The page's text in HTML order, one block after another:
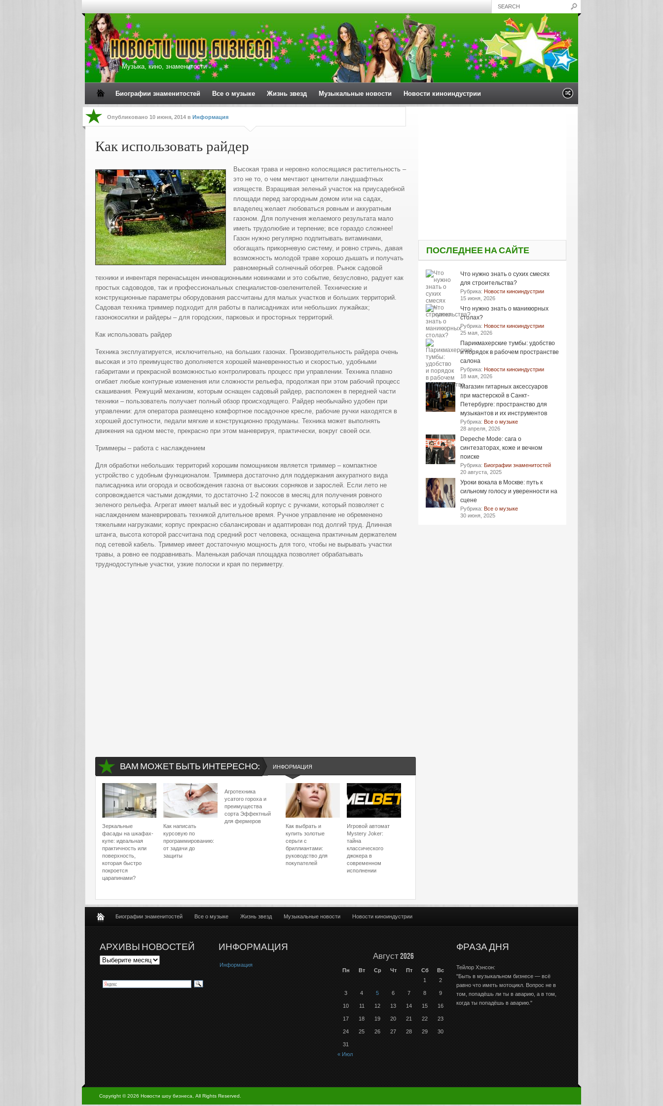
Музыка, кино, знаменитости
Биографии знаменитостей Все о музыке Жизнь звезд Музыкальные новости Новости киноиндустрии
Опубликовано 10 июня, 2014 в Информация
Как использовать райдер
Высокая трава и неровно колосящаяся растительность –
это не то, о чем мечтают ценители ландшафтных
изяществ. Взращивая зеленый участок на приусадебной
площади перед загородным домом или на садах,
владелец желает любоваться ровным и аккуратным
газоном. Для получения желаемого результата мало
иметь трудолюбие и терпение; все гораздо сложнее!
Газон нужно регулярно подпитывать витаминами,
обогащать прикорневую систему, и ровно стричь, давая
возможность молодой траве хорошо дышать и получать
равномерный солнечный обогрев. Рынок садовой
техники и инвентаря перенасыщен инновационными новинками и это событие, безусловно, радует как
простых садоводов, так и профессиональных специалистов-озеленителей. Технические и
конструкционные параметры оборудования рассчитаны для малых участков и больших территорий.
Садовая техника триммер подходит для работы в палисадниках или небольших лужайках;
газонокосилки и райдеры – для городских, парковых и просторных территорий.
Как использовать райдер
Техника эксплуатируется, исключительно, на больших газонах. Производительность райдера очень
высокая и это преимущество дополняется хорошей маневренностью и скоростью, удобными
габаритами и прекрасной возможностью контролировать процесс при управлении. Техника плавно
огибает любые контурные изменения или сложности рельефа, продолжая при этом рабочий процесс
скашивания. Режущий механизм, которым оснащен садовый райдер, расположен в передней части
техники – пользователь получает полный обзор происходящего. Райдер необычайно удобен при
управлении: для оператора размещено комфортное посадочное кресле, рабочие ручки находятся в
хорошей доступности, педали мягкие и конструкционно продуманы. Техника может выполнять
движения на одном месте, прекрасно при этом маневрируя, практически, вокруг своей оси.
Триммеры – работа с наслаждением
Для обработки небольших территорий хорошим помощником является триммер – компактное
устройство с удобным функционалом. Триммера достаточно для поддержания аккуратного вида
палисадника или огорода и освобождения газона от высоких сорняков и зарослей. Если лето не
сопровождается частыми дождями, то достаточно 1-2 покосов в месяц для получения ровного
зеленого рельефа. Агрегат имеет малый вес и удобный корпус с ручками, который позволяет с
наслаждением маневрировать техникой длительное время. Ручное управление не обременено
тяжелыми нагрузками; корпус прекрасно сбалансирован и адаптирован под долгий труд. Длинная
штанга, высота которой рассчитана под средний рост человека, оснащена практичным держателем
под сетевой кабель. Триммер имеет достаточную мощность для того, чтобы не вырывать участки
травы, а ровно ее подравнивать. Маленькая рабочая площадка позволяет обрабатывать
труднодоступные участки, узкие полоски и края по периметру.
ВАМ МОЖЕТ БЫТЬ ИНТЕРЕСНО: ИНФОРМАЦИЯ
Зеркальные
фасады на шкафах-
купе: идеальная
практичность или
поверхность,
которая быстро
покроется
царапинами?
Как написать
курсовую по
программированию:
от задачи до
защиты
Агротехника
усатого гороха и
преимущества
сорта Эффектный
для фермеров
Как выбрать и
купить золотые
серьги с
бриллиантами:
руководство для
покупателей
Игровой автомат
Mystery Joker:
тайна
классического
джокера в
современном
исполнении
ПОСЛЕДНЕЕ НА САЙТЕ
Что нужно знать о сухих смесях
для строительства?
Рубрика: Новости киноиндустрии
15 июня, 2026
Что нужно знать о маникюрных
столах?
Рубрика: Новости киноиндустрии
25 мая, 2026
Парикмахерские тумбы: удобство
и порядок в рабочем пространстве
салона
Рубрика: Новости киноиндустрии
18 мая, 2026
Магазин гитарных аксессуаров
при мастерской в Санкт-
Петербурге: пространство для
музыкантов и их инструментов
Рубрика: Все о музыке
28 апреля, 2026
Depeche Mode: сага о
синтезаторах, коже и вечном
поиске
Рубрика: Биографии знаменитостей
20 августа, 2025
Уроки вокала в Москве: путь к
сильному голосу и уверенности на
сцене
Рубрика: Все о музыке
30 июня, 2025
Биографии знаменитостей Все о музыке Жизнь звезд Музыкальные новости Новости киноиндустрии
АРХИВЫ НОВОСТЕЙ ИНФОРМАЦИЯ
Информация
Август 2026
Пн Вт Ср Чт Пт Сб
Вс
1
2
3 4 5 6 7 8 9
10 11 12 13 14 15 16
17 18 19 20 21 22 23
24 25 26 27 28 29 30
31
« Июл
ФРАЗА ДНЯ
Тейлор Хэнсон:
"Быть в музыкальном бизнесе — всё
равно что иметь мотоцикл. Вопрос не в
том, попадёшь ли ты в аварию, а в том,
когда ты попадёшь в аварию."
Copyright © 2026 Новости шоу бизнеса, All Rights Reserved.